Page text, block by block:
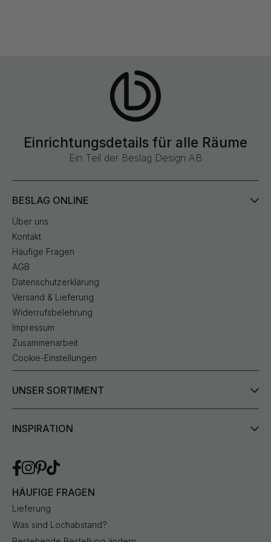
Einrichtungsdetails für alle Räume
Ein Teil der Beslag Design AB
BESLAG ONLINE
Über uns
Kontakt
Häufige Fragen
AGB
Datenschutzerklärung
Versand & Lieferung
Widerrufsbelehrung
Impressum
Zusammenarbeit
Cookie-Einstellungen
UNSER SORTIMENT
INSPIRATION
HÄUFIGE FRAGEN
Lieferung
Was sind Lochabstand?